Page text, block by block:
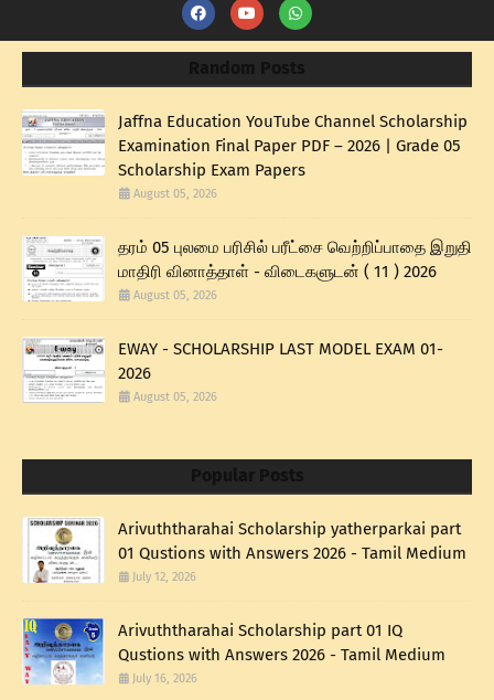
Jaffna Education YouTube Channel Scholarship
Examination Final Paper PDF – 2026 | Grade 05
Scholarship Exam Papers
August 05, 2026
தரம் 05 புலமை பரிசில் பரீட்சை வெற்றிப்பாதை இறுதி
மாதிரி வினாத்தாள் - விடைகளுடன் ( 11 ) 2026
August 05, 2026
EWAY - SCHOLARSHIP LAST MODEL EXAM 01-
2026
August 05, 2026
Arivuththarahai Scholarship yatherparkai part
01 Qustions with Answers 2026 - Tamil Medium
July 12, 2026
Arivuththarahai Scholarship part 01 IQ
Qustions with Answers 2026 - Tamil Medium
July 16, 2026